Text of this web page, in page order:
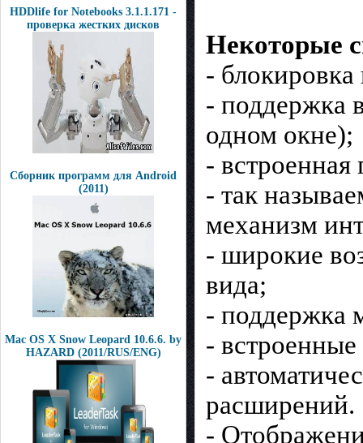
HDDlife for Notebooks 3.1.1.171 -
проверка жестких дисков
Сборник программ для Android
(2011)
Mac OS X Snow Leopard 10.6.6. by
HAZARD (2011/RUS/ENG)
Некоторые
-
- поддержка
одном окне);
-
- так
механизм
- широкие
вида;
- поддержка
-
-
расширений.
-